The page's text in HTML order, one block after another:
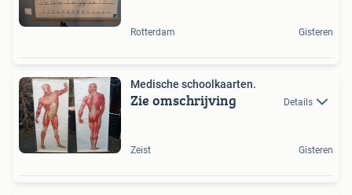
Rotterdam Gisteren
Medische schoolkaarten.
Zie omschrijving Details
Zeist Gisteren